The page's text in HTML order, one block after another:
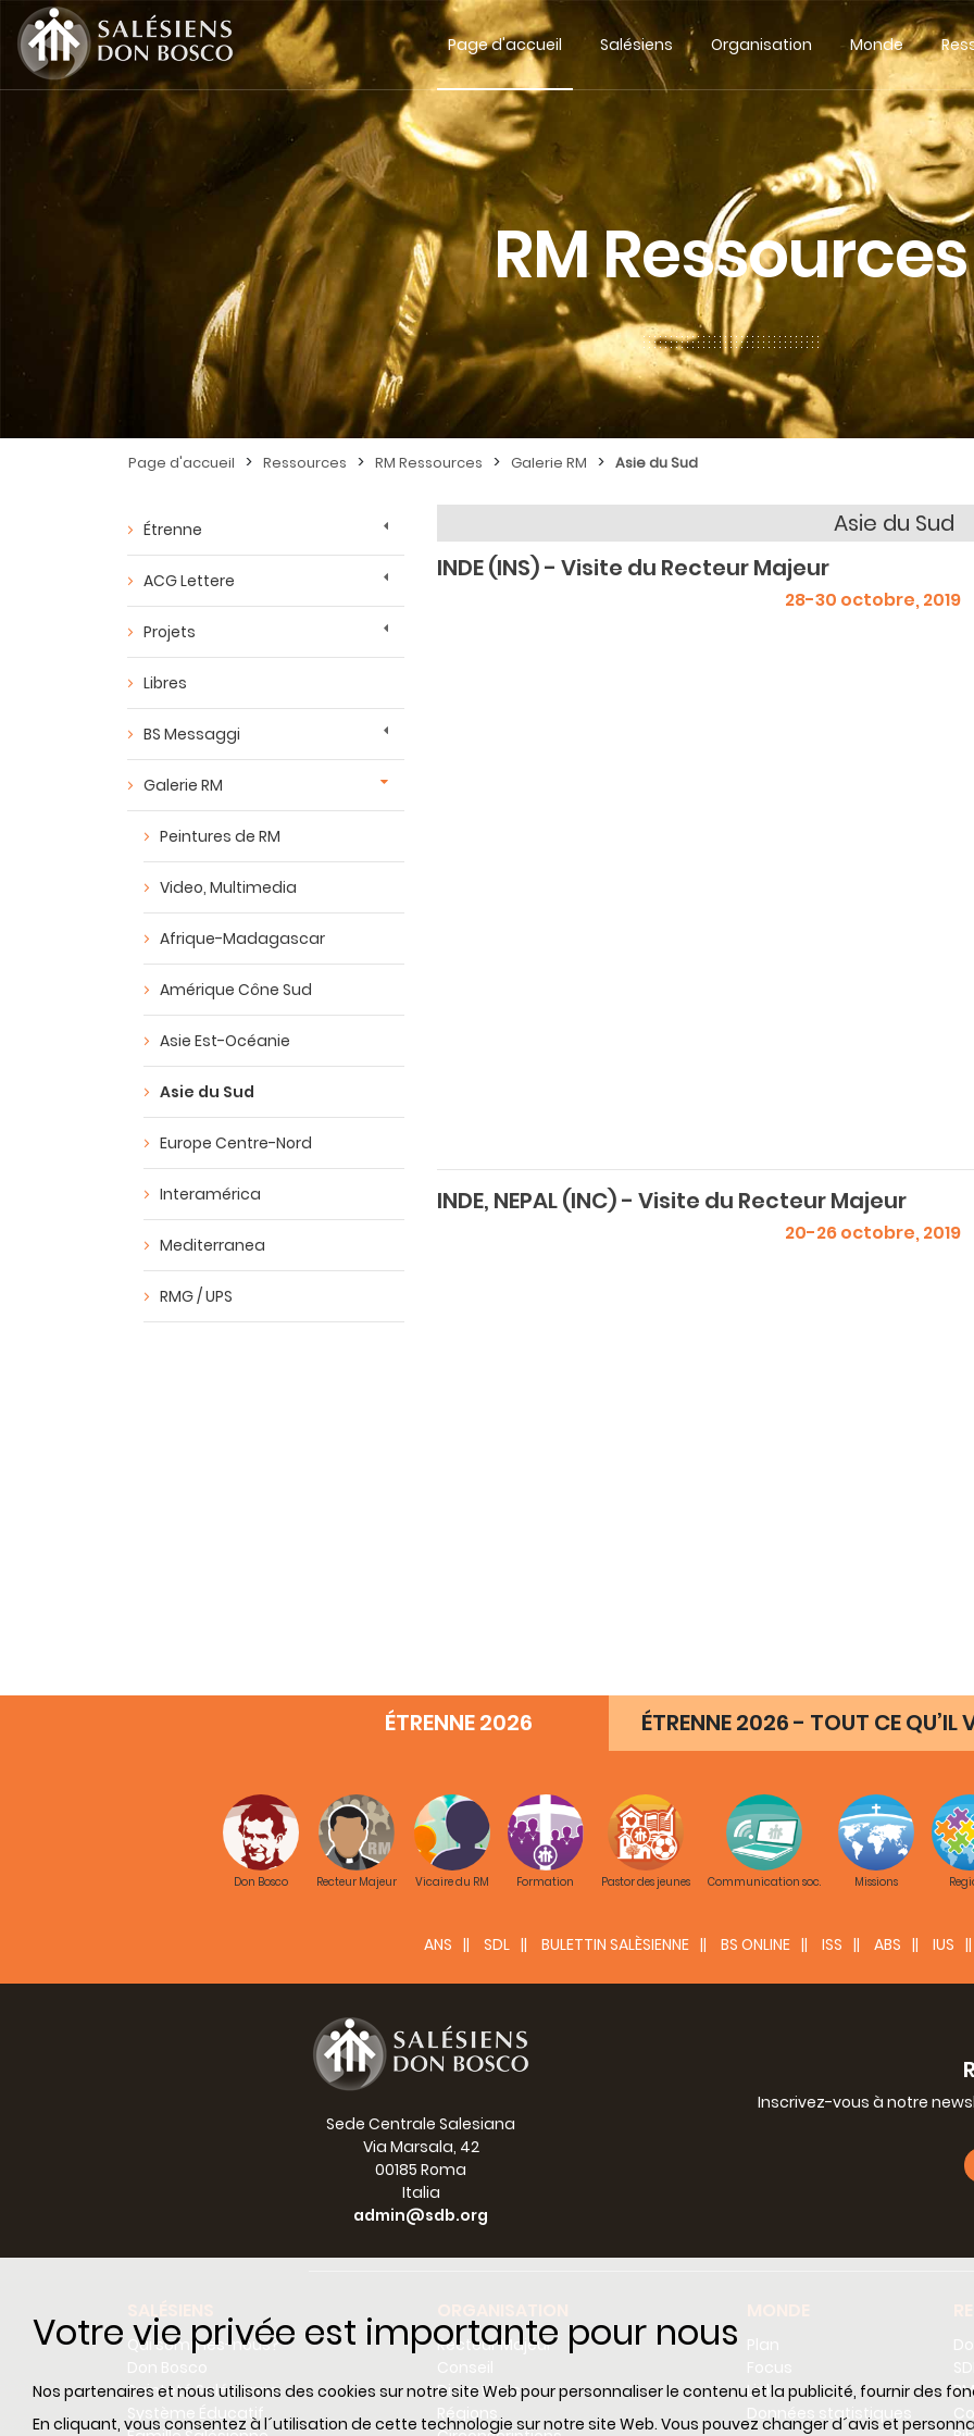
Votre vie privée est importante pour nous
Nos partenaires et nous utilisons des cookies sur notre site Web pour personnaliser le contenu et la publicité, fournir des
En cliquant, vous consentez à l´utilisation de cette technologie sur notre site Web. Vous pouvez changer d´avis et
Page d'accueil Salésiens Organisation Monde
RM Ressources
Page d'accueil > Ressources > RM Ressources > Galerie RM > Asie du Sud
Étrenne
ACG Lettere
Projets
Libres
BS Messaggi
Galerie RM
Peintures de RM
Video, Multimedia
Afrique-Madagascar
Amérique Cône Sud
Asie Est-Océanie
Asie du Sud
Europe Centre-Nord
Interamérica
Mediterranea
RMG / UPS
Asie du Sud
INDE (INS) - Visite du Recteur Majeur
28-30 octobre, 2019
INDE, NEPAL (INC) - Visite du Recteur Majeur
20-26 octobre, 2019
INDE (IND) - Visite du Recteur Majeur
10-14 septembre, 2019
ÉTRENNE 2026 ÉTRENNE 2026 - TOUT CE QU’IL
Don Bosco Recteur Majeur Vicaire du RM Formation Pastor des jeunes Communication soc. Missions
ANS SDL BULETTIN SALÈSIENNE BS ONLINE ISS ABS IUS
Sede Centrale Salesiana
Via Marsala, 42
00185 Roma
Italia
admin@sdb.org
Inscrivez-vous à notre
Qui sommes-nous?
Sainteté Salésienne
Système Éducatif
Recteur Majeur
Dicastères
Régions
Links
Données statistiques